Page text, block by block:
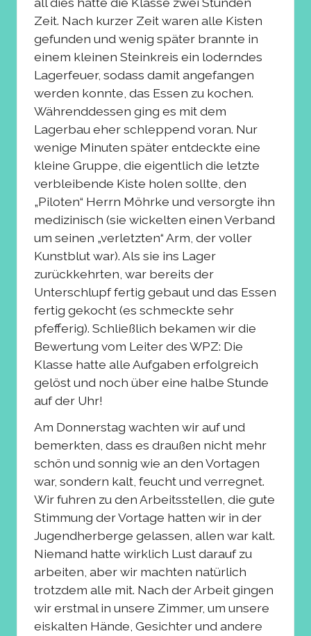
Zeit. Nach kurzer Zeit waren alle Kisten
gefunden und wenig später brannte in
einem kleinen Steinkreis ein loderndes
Lagerfeuer, sodass damit angefangen
werden konnte, das Essen zu kochen.
Währenddessen ging es mit dem
Lagerbau eher schleppend voran. Nur
wenige Minuten später entdeckte eine
kleine Gruppe, die eigentlich die letzte
verbleibende Kiste holen sollte, den
„Piloten“ Herrn Möhrke und versorgte ihn
medizinisch (sie wickelten einen Verband
um seinen „verletzten“ Arm, der voller
Kunstblut war). Als sie ins Lager
zurückkehrten, war bereits der
Unterschlupf fertig gebaut und das Essen
fertig gekocht (es schmeckte sehr
pfefferig). Schließlich bekamen wir die
Bewertung vom Leiter des WPZ: Die
Klasse hatte alle Aufgaben erfolgreich
gelöst und noch über eine halbe Stunde
auf der Uhr!
Am Donnerstag wachten wir auf und
bemerkten, dass es draußen nicht mehr
schön und sonnig wie an den Vortagen
war, sondern kalt, feucht und verregnet.
Wir fuhren zu den Arbeitsstellen, die gute
Stimmung der Vortage hatten wir in der
Jugendherberge gelassen, allen war kalt.
Niemand hatte wirklich Lust darauf zu
arbeiten, aber wir machten natürlich
trotzdem alle mit. Nach der Arbeit gingen
wir erstmal in unsere Zimmer, um unsere
eiskalten Hände, Gesichter und andere